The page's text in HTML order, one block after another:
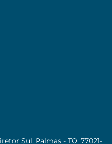
Sul, Palmas - TO, 77021-